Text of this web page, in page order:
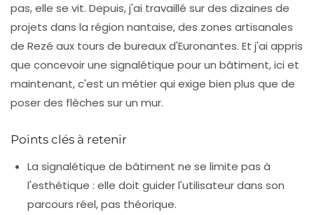
pas, elle se vit. Depuis, j'ai travaillé sur des dizaines de
projets dans la région nantaise, des zones artisanales
de Rezé aux tours de bureaux d'Euronantes. Et j'ai appris
que concevoir une signalétique pour un bâtiment, ici et
maintenant, c'est un métier qui exige bien plus que de
poser des flèches sur un mur.
Points clés à retenir
La signalétique de bâtiment ne se limite pas à
l'esthétique : elle doit guider l'utilisateur dans son
parcours réel, pas théorique.